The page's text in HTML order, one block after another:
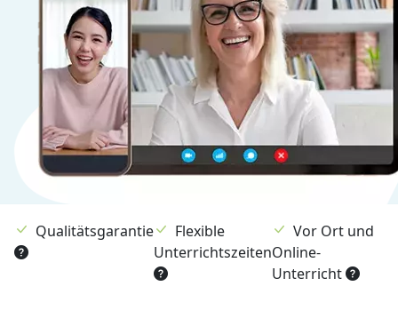
Qualitätsgarantie
Flexible
Unterrichtszeiten
Vor Ort und
Online-
Unterricht